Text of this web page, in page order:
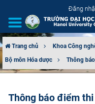
Đăng
GIỚI THIỆU
Trang chủ Khoa Công
Bộ môn Hóa dược
Thông
Thông báo điểm